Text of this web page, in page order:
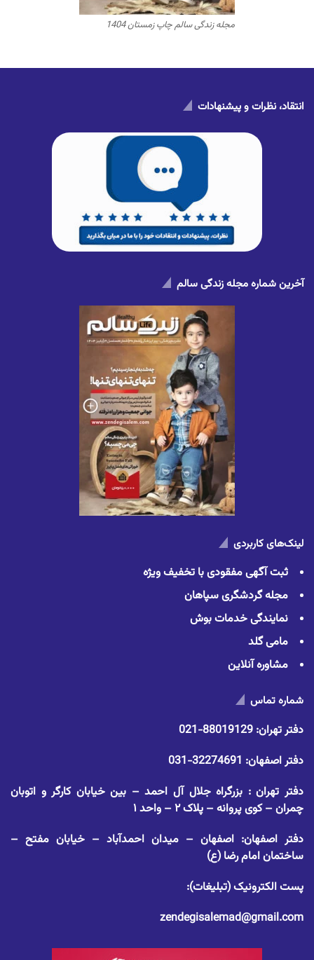
مجله زندگی سالم چاپ زمستان 1404
انتقاد، نظرات و پیشنهادات
آخرین شماره مجله زندگی سالم
لینک‌های کاربردی
ثبت آگهی مفقودی با تخفیف ویژه
مجله گردشگری سپاهان
نمایندگی خدمات بوش
مامی گلد
مشاوره آنلاین
شماره تماس
دفتر تهران: 88019129-021
دفتر اصفهان: 32274691-031
دفتر تهران : بزرگراه جلال آل احمد – بین خیابان کارگر و اتوبان
چمران – کوی پروانه – پلاک ۲ – واحد ۱
دفتر اصفهان: اصفهان – میدان احمدآباد – خیابان مفتح –
ساختمان امام رضا (ع)
پست الکترونیک (تبلیغات):
zendegisalemad@gmail.com